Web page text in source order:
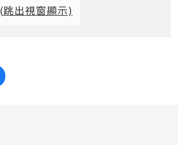
(跳出視窗顯示)